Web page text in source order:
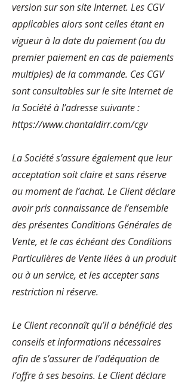
version sur son site Internet. Les CGV
applicables alors sont celles étant en
vigueur à la date du paiement (ou du
premier paiement en cas de paiements
multiples) de la commande. Ces CGV
sont consultables sur le site Internet de
la Société à l’adresse suivante :
https://www.chantaldirr.com/cgv
La Société s’assure également que leur
acceptation soit claire et sans réserve
au moment de l’achat. Le Client déclare
avoir pris connaissance de l’ensemble
des présentes Conditions Générales de
Vente, et le cas échéant des Conditions
Particulières de Vente liées à un produit
ou à un service, et les accepter sans
restriction ni réserve.
Le Client reconnaît qu’il a bénéficié des
conseils et informations nécessaires
afin de s’assurer de l’adéquation de
l’offre à ses besoins. Le Client déclare